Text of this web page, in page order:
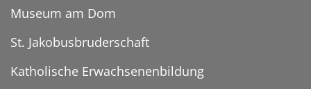
Museum am Dom
St. Jakobusbruderschaft
Katholische Erwachsenenbildung